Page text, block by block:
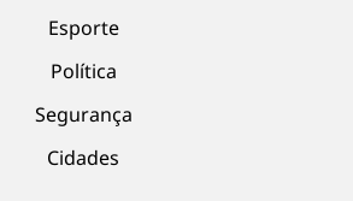
Esporte
Política
Segurança
Cidades